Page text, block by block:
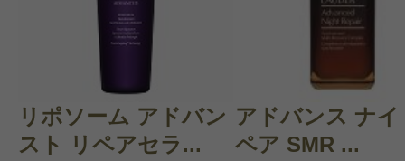
リポソーム アドバン
スト リペアセラ...
アドバンス ナ
ペア SMR ...